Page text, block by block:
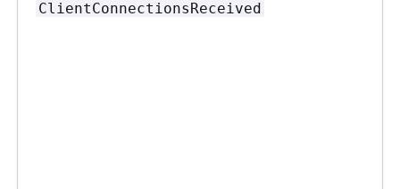
ClientConnectionsReceived